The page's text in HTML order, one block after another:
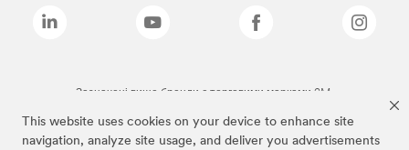
This website uses cookies on your device to enhance site
navigation, analyze site usage, and deliver you advertisements
Зазначені вище бренди є торговими марками 3M.